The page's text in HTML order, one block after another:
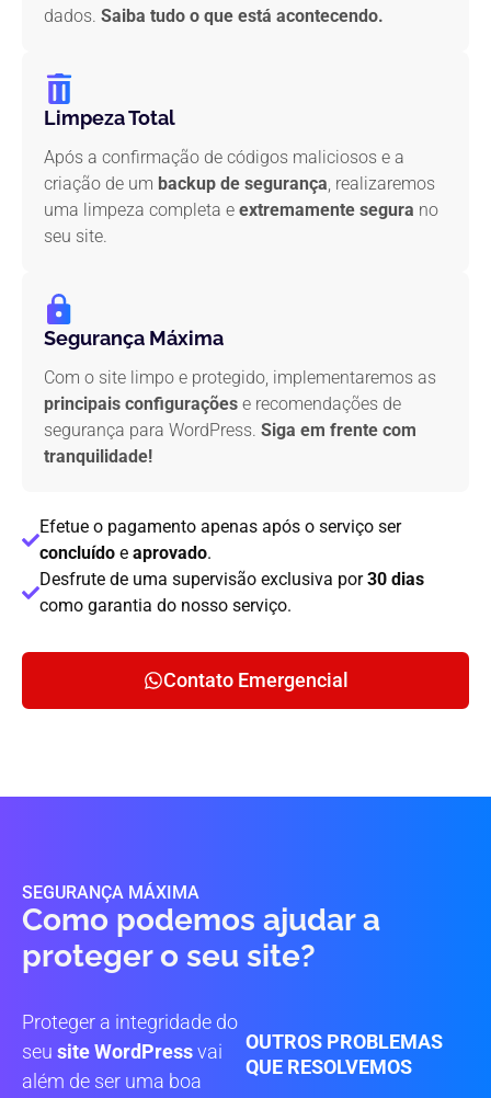
dados. Saiba tudo o que está acontecendo.
Limpeza Total
Após a confirmação de códigos maliciosos e a
criação de um backup de segurança, realizaremos
uma limpeza completa e extremamente segura no
seu site.
Segurança Máxima
Com o site limpo e protegido, implementaremos as
principais configurações e recomendações de
segurança para WordPress. Siga em frente com
tranquilidade!
Efetue o pagamento apenas após o serviço ser
concluído e aprovado.
Desfrute de uma supervisão exclusiva por30 dias
como garantia do nosso serviço.
Contato Emergencial
SEGURANÇA MÁXIMA
Como podemos ajudar a
proteger o seu site?
Proteger a integridade do
seu site WordPressvai
além de ser uma boa
OUTROS PROBLEMAS
QUE RESOLVEMOS